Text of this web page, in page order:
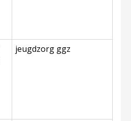
jeugdzorg ggz